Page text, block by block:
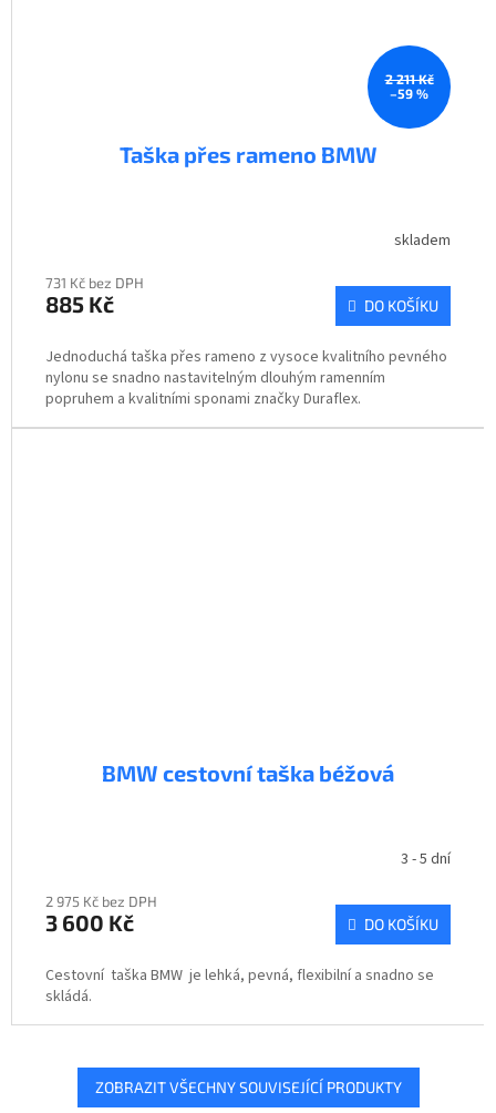
2 211 Kč
–59 %
Taška přes rameno BMW
skladem
731 Kč bez DPH
885 Kč DO KOŠÍKU
Jednoduchá taška přes rameno z vysoce kvalitního pevného
nylonu se snadno nastavitelným dlouhým ramenním
popruhem a kvalitními sponami značky Duraflex.
BMW cestovní taška béžová
3 - 5 dní
2 975 Kč bez DPH
3 600 Kč DO KOŠÍKU
Cestovní taška BMW je lehká, pevná, flexibilní a snadno se
skládá.
ZOBRAZIT VŠECHNY SOUVISEJÍCÍ PRODUKTY